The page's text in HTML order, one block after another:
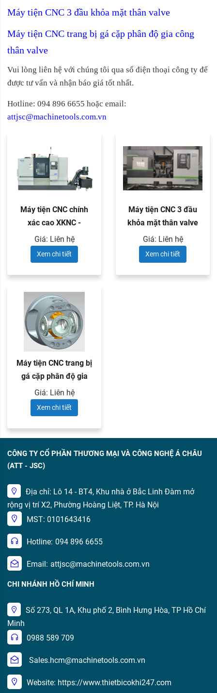
Máy tiện CNC 3 đầu khỏa mặt thân valve
Máy tiện CNC trang bị gá cặp phân độ gia công
thân valve
Vui lòng liên hệ với chúng tôi qua số điện thoại công ty để
được tư vấn và nhận báo giá tốt nhất.
Hotline: 094 896 6655 hoặc email:
attjsc@machinetools.com.vn
Máy tiện CNC chính
xác cao XKNC -
Kitamura hai ...
Giá: Liên hệ
Xem chi tiết
Máy tiện CNC 3 đầu
khỏa mặt thân valve
Giá: Liên hệ
Xem chi tiết
Máy tiện CNC trang bị
gá cặp phân độ gia
công ...
Giá: Liên hệ
Xem chi tiết
CÔNG TY CỔ PHẦN THƯƠNG MẠI VÀ CÔNG NGHỆ Á CHÂU
(ATT - JSC)
Địa chỉ: Lô 14 - BT4, Khu nhà ở Bắc Linh Đàm mở
rộng vị trí X2, Phường Hoàng Liệt, TP. Hà Nội
MST: 0101643416
Hotline: 094 896 6655
Email: attjsc@machinetools.com.vn
CHI NHÁNH HỒ CHÍ MINH
Số 273, QL 1A, Khu phố 2, Bình Hưng Hòa, TP Hồ Chí
Minh
0988 589 709
Sales.hcm@machinetools.com.vn
Website: https://www.thietbicokhi247.com